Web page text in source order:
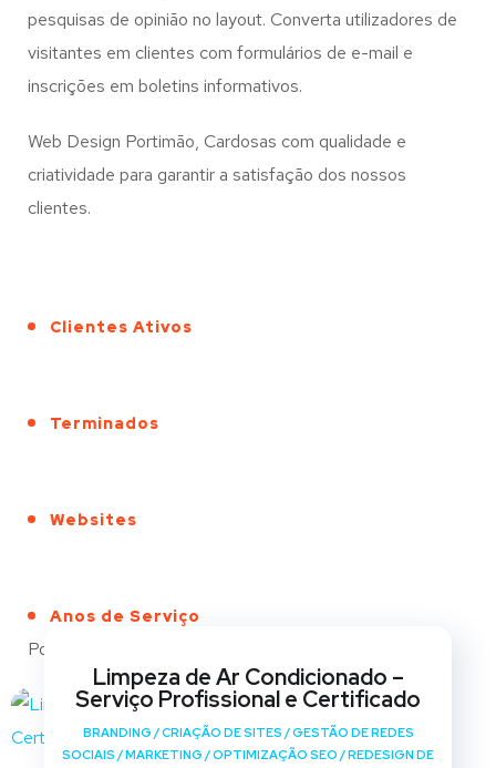
pesquisas de opinião no layout. Converta utilizadores de
visitantes em clientes com formulários de e-mail e
inscrições em boletins informativos.
Web Design Portimão, Cardosas com qualidade e
criatividade para garantir a satisfação dos nossos
clientes.
Clientes Ativos
Terminados
Websites
Anos de Serviço
Portfólio
Limpeza de Ar Condicionado –
Serviço Profissional e Certificado
BRANDING /CRIAÇÃO DE SITES /GESTÃO DE REDES
SOCIAIS /MARKETING /OPTIMIZAÇÃO SEO /REDESIGN DE